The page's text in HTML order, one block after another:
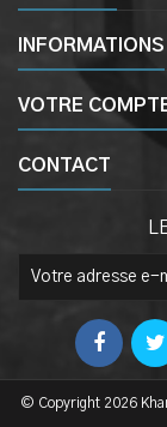
INFORMATIONS
VOTRE
CONTACT
© Copyright 2026